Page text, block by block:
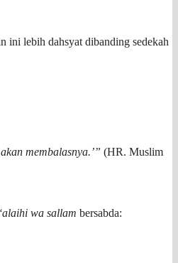
ini lebih dahsyat dibanding sedekah
membalasnya.’” (HR. Muslim
wa sallam bersabda: